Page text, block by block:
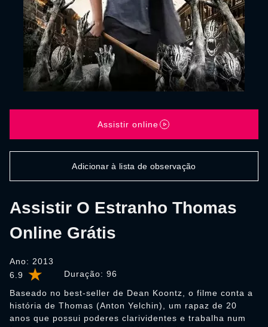
6.9 Duração: 96
Assistir O Estranho Thomas
Online Grátis
Ano: 2013
Baseado no best-seller de Dean Koontz, o filme conta a
história de Thomas (Anton Yelchin), um rapaz de 20
anos que possui poderes clarividentes e trabalha num
Assistir online
Adicionar à lista de observação